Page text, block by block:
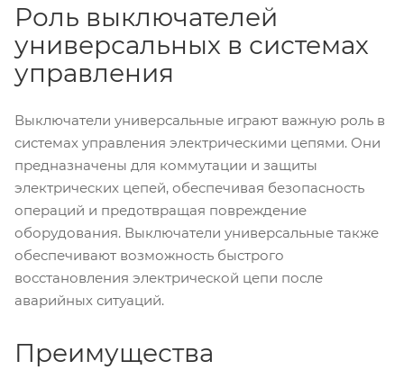
Роль выключателей
универсальных в системах
управления
Выключатели универсальные играют важную роль в
системах управления электрическими цепями. Они
предназначены для коммутации и защиты
электрических цепей, обеспечивая безопасность
операций и предотвращая повреждение
оборудования. Выключатели универсальные также
обеспечивают возможность быстрого
восстановления электрической цепи после
аварийных ситуаций.
Преимущества